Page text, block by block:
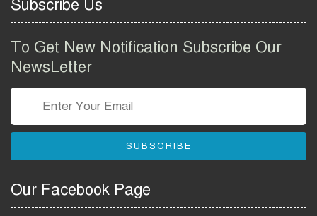
Group Job Circular 2026
তথ্য অধিদপ্তর নিয়োগ বিজ্ঞপ্তি
বাংলাদেশ পুলিশ এএসআই
Bangladesh Police ASI Job
Circular 2026
Subscribe Us
To Get New Notification Subscribe Our
NewsLetter
SUBSCRIBE
Our Facebook Page